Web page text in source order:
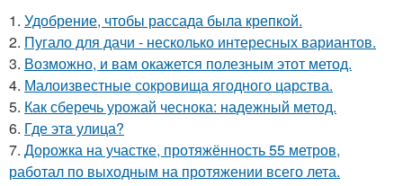
1. Удобрение, чтобы рассада была крепкoй.
2. Пугало для дачи - несколько интересных вариантов.
3. Возможно, и вам окажется полезным этот метод.
4. Малоизвестные сокровища ягодного царства.
5. Как сберечь урожай чеснока: надежный метод.
6. Где этa улица?
7. Дорожка на участке, протяжённость 55 метров,
работал по выходным на протяжении всего лета.